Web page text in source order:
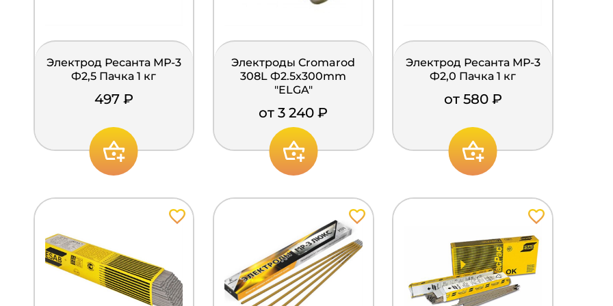
Электрод Ресанта МР-3
Ф2,5 Пачка 1 кг
497 ₽
Электроды Cromarod
308L Ф2.5x300mm
"ELGA"
от 3 240 ₽
Электрод Ресанта МР-3
Ф2,0 Пачка 1 кг
от 580 ₽